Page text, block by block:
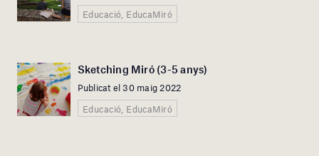
Educació, EducaMiró
Sketching Miró (3-5 anys)
Publicat el 30 maig 2022
Educació, EducaMiró